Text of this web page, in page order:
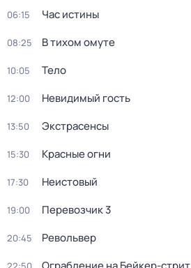
06:15 Час истины
08:25 В тихом омуте
10:05 Тело
12:00 Невидимый гость
13:50 Экстрасенсы
15:30 Красные огни
17:30 Неистовый
19:00 Перевозчик 3
20:45 Револьвер